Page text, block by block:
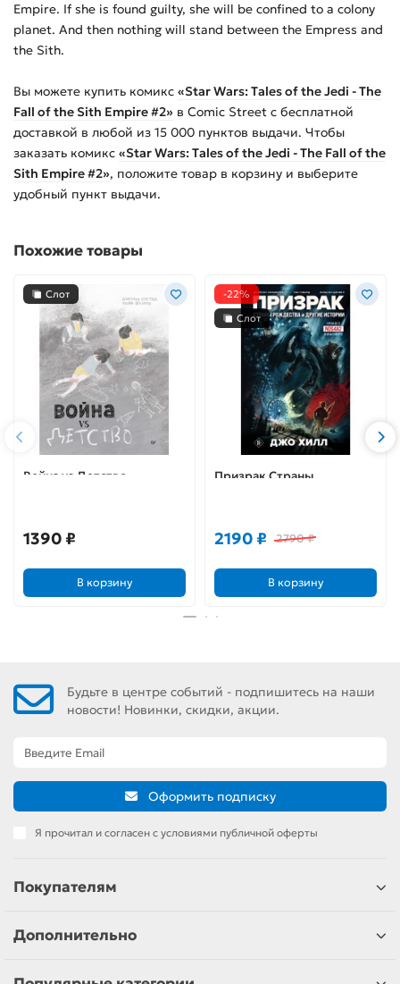
Empire. If she is found guilty, she will be confined to a colony
planet. And then nothing will stand between the Empress and
the Sith.
Вы можете купить комикс «Star Wars: Tales of the Jedi - The
Fall of the Sith Empire #2» в Comic Street с бесплатной
доставкой в любой из 15 000 пунктов выдачи. Чтобы
заказать комикс «Star Wars: Tales of the Jedi - The Fall of the
Sith Empire #2», положите товар в корзину и выберите
удобный пункт выдачи.
Похожие товары
Слот
Война vs Детство
1390 ₽
В корзину
-22%
Слот
Призрак Страны
2190 ₽ 2790 ₽
В корзину
Будьте в центре событий - подпишитесь на наши
новости! Новинки, скидки, акции.
Оформить подписку
Я прочитал и согласен с условиями публичной оферты
Покупателям
Дополнительно